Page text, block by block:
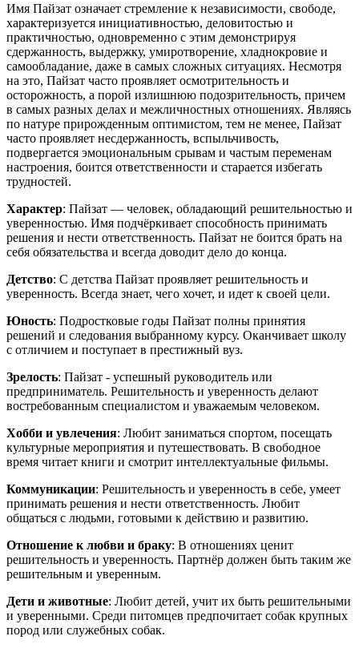
Имя Пайзат означает стремление к независимости, свободе,
характеризуется инициативностью, деловитостью и
практичностью, одновременно с этим демонстрируя
сдержанность, выдержку, умиротворение, хладнокровие и
самообладание, даже в самых сложных ситуациях. Несмотря
на это, Пайзат часто проявляет осмотрительность и
осторожность, а порой излишнюю подозрительность, причем
в самых разных делах и межличностных отношениях. Являясь
по натуре прирожденным оптимистом, тем не менее, Пайзат
часто проявляет несдержанность, вспыльчивость,
подвергается эмоциональным срывам и частым переменам
настроения, боится ответственности и старается избегать
трудностей.
Характер: Пайзат — человек, обладающий решительностью и
уверенностью. Имя подчёркивает способность принимать
решения и нести ответственность. Пайзат не боится брать на
себя обязательства и всегда доводит дело до конца.
Детство: С детства Пайзат проявляет решительность и
уверенность. Всегда знает, чего хочет, и идет к своей цели.
Юность: Подростковые годы Пайзат полны принятия
решений и следования выбранному курсу. Оканчивает школу
с отличием и поступает в престижный вуз.
Зрелость: Пайзат - успешный руководитель или
предприниматель. Решительность и уверенность делают
востребованным специалистом и уважаемым человеком.
Хобби и увлечения: Любит заниматься спортом, посещать
культурные мероприятия и путешествовать. В свободное
время читает книги и смотрит интеллектуальные фильмы.
Коммуникации: Решительность и уверенность в себе, умеет
принимать решения и нести ответственность. Любит
общаться с людьми, готовыми к действию и развитию.
Отношение к любви и браку: В отношениях ценит
решительность и уверенность. Партнёр должен быть таким же
решительным и уверенным.
Дети и животные: Любит детей, учит их быть решительными
и уверенными. Среди питомцев предпочитает собак крупных
пород или служебных собак.